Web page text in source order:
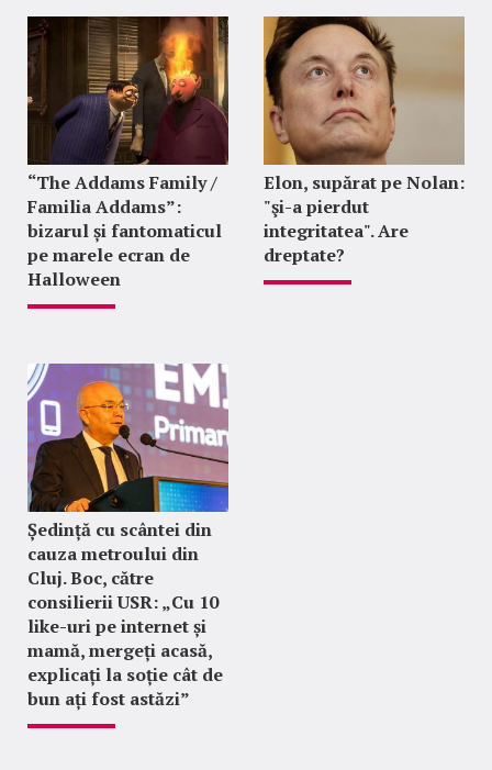
“The Addams Family /
Familia Addams”:
bizarul și fantomaticul
pe marele ecran de
Halloween
Elon, supărat pe Nolan:
"şi-a pierdut
integritatea". Are
dreptate?
Ședință cu scântei din
cauza metroului din
Cluj. Boc, către
consilierii USR: „Cu 10
like-uri pe internet și
mamă, mergeți acasă,
explicați la soție cât de
bun ați fost astăzi”